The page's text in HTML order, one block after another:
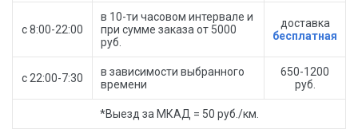
с 8:00-22:00
в 10-ти часовом интервале и
при сумме заказа от 5000
руб.
доставка
бесплатная
с 22:00-7:30
в зависимости выбранного
времени
650-1200
руб.
*Выезд за МКАД = 50 руб./км.